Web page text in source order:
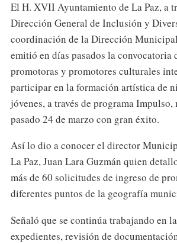
El H. XVII Ayuntamiento de La Paz, a
Dirección General de Inclusión y
coordinación de la Dirección
emitió en días pasados la convocatoria
promotoras y promotores culturales
participar en la formación artística de
jóvenes, a través de programa Impulso,
pasado 24 de marzo con gran éxito.
Así lo dio a conocer el director
La Paz, Juan Lara Guzmán quien
más de 60 solicitudes de ingreso de
diferentes puntos de la geografía
Señaló que se continúa trabajando en
expedientes, revisión de